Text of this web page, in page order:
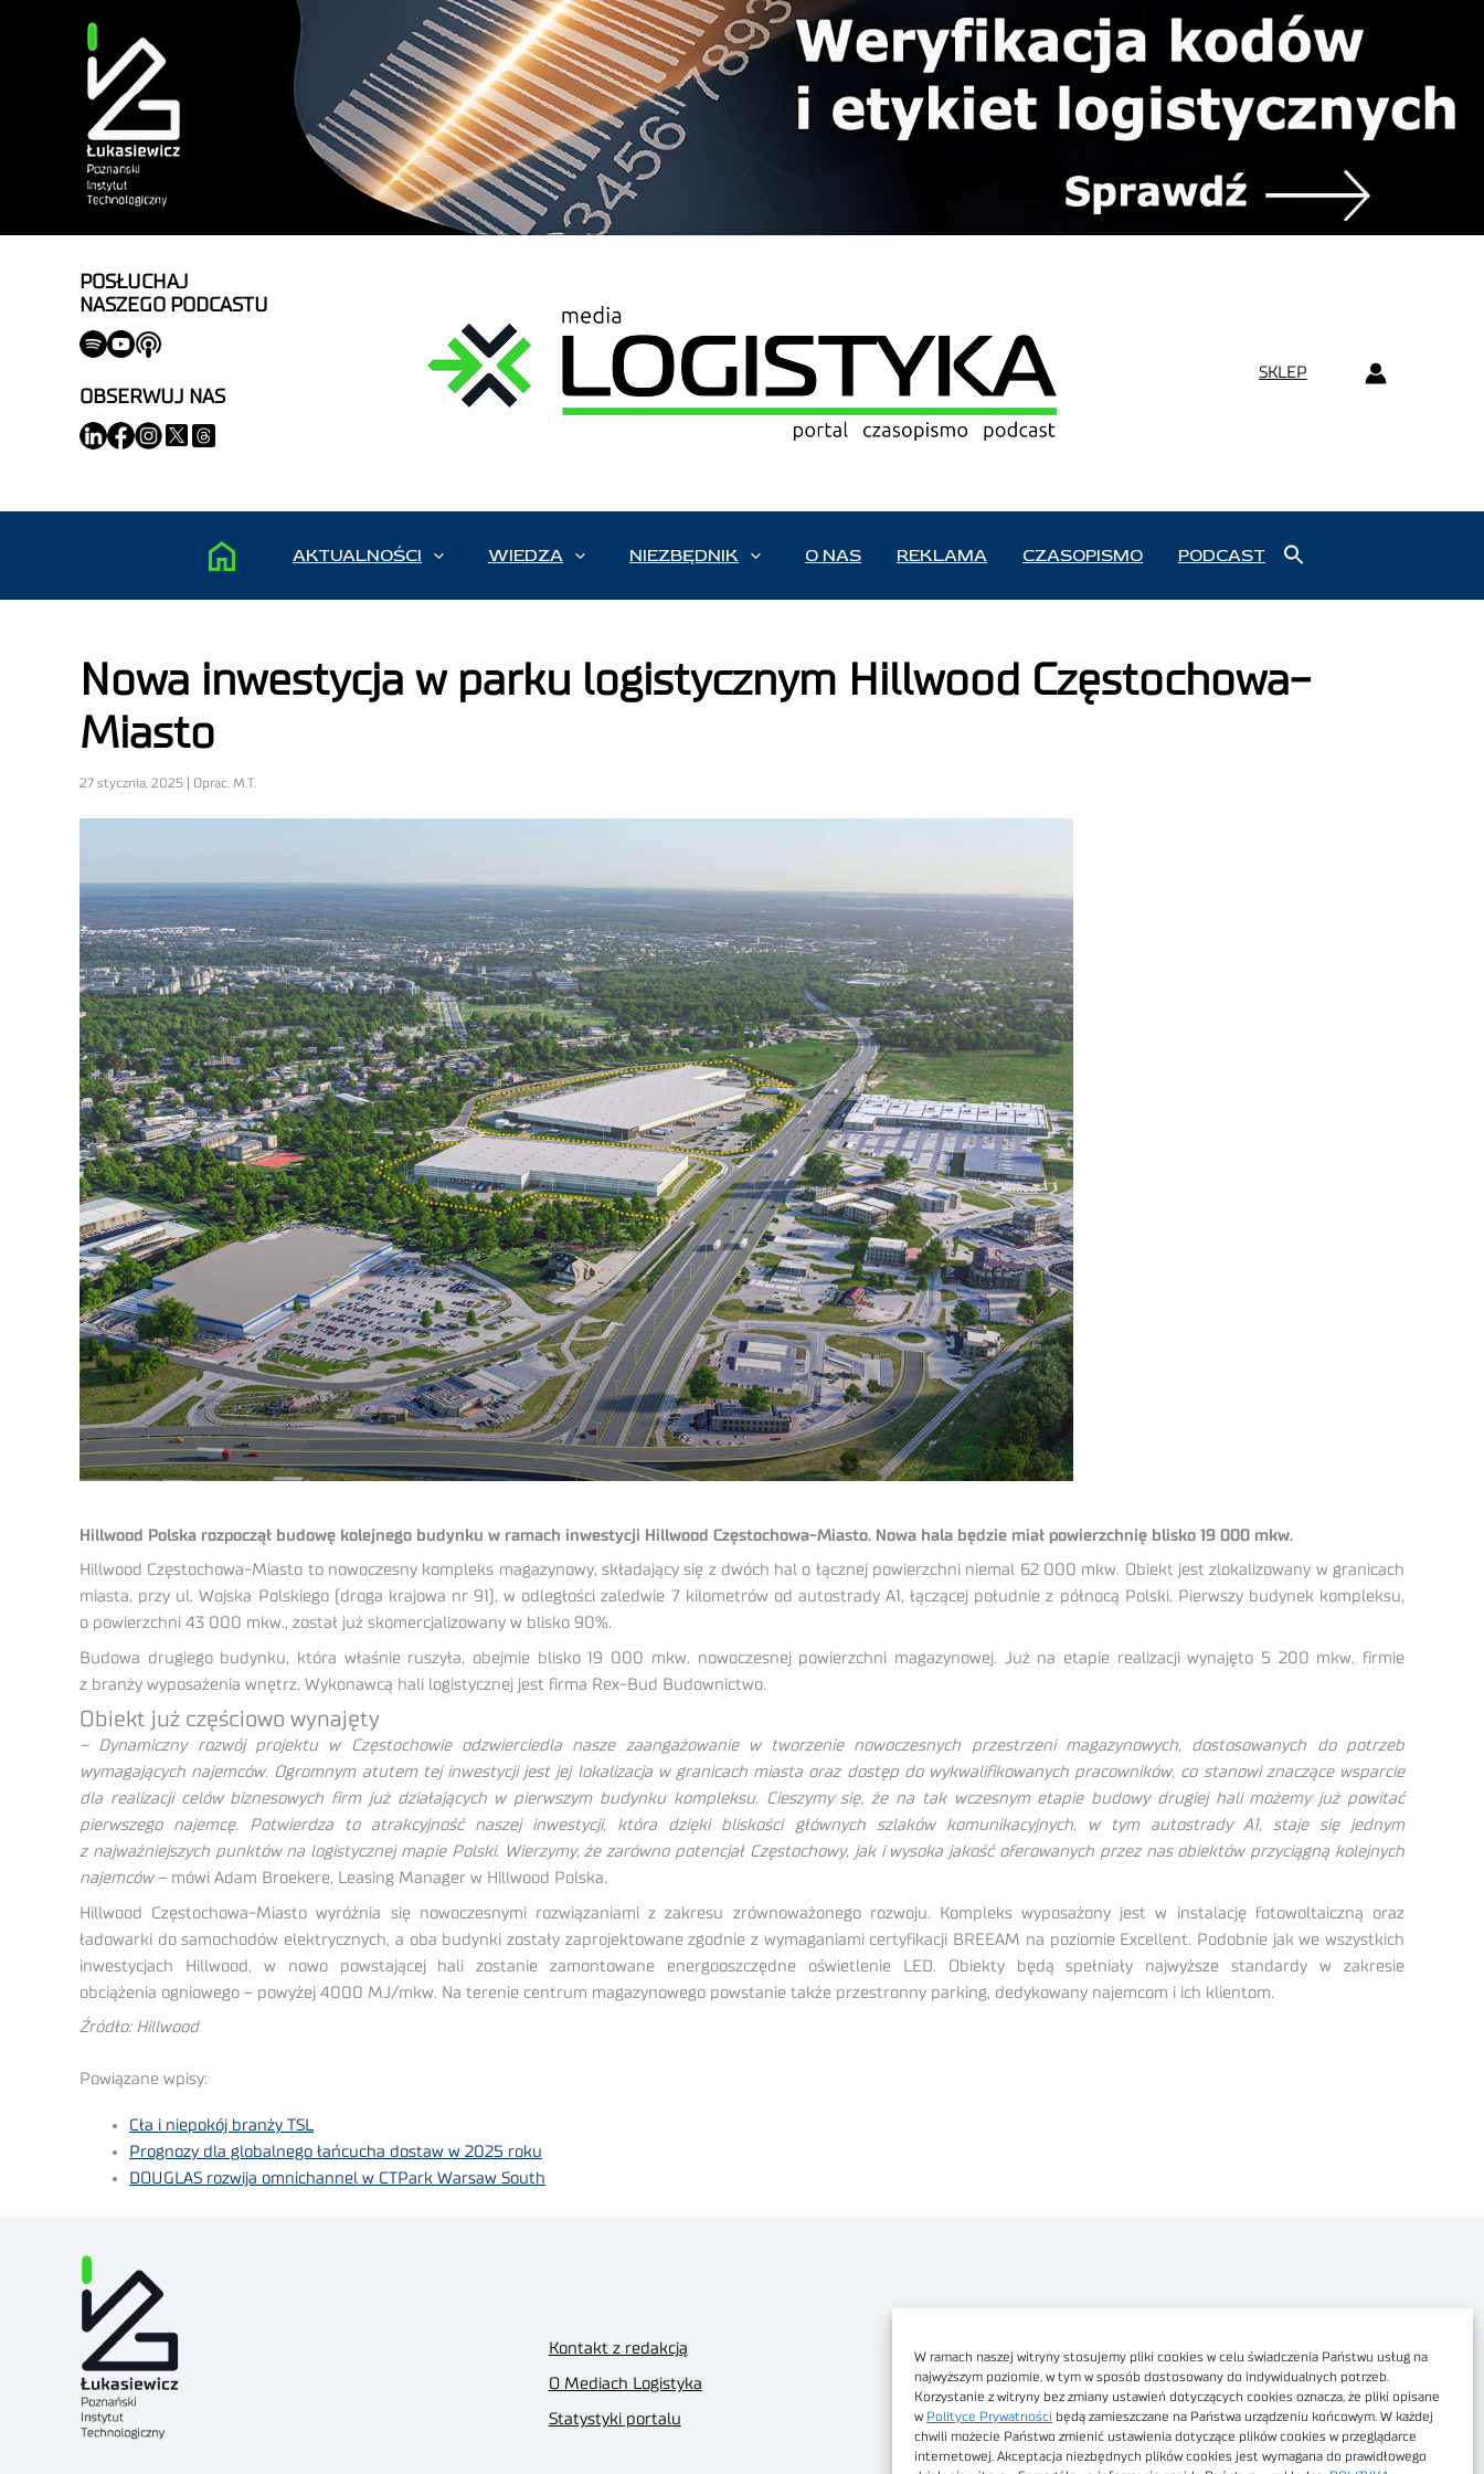
W ramach naszej witryny stosujemy pliki cookies w celu świadczenia Państwu usług na
najwyższym poziomie, w tym w sposób dostosowany do indywidualnych potrzeb.
Korzystanie z witryny bez zmiany ustawień dotyczących cookies oznacza, że pliki opisane
w Polityce Prywatności będą zamieszczane na Państwa urządzeniu końcowym. W każdej
chwili możecie Państwo zmienić ustawienia dotyczące plików cookies w przeglądarce
internetowej. Akceptacja niezbędnych plików cookies jest wymagana do prawidłowego
POSŁUCHAJ
NASZEGO PODCASTU
OBSERWUJ NAS
SKLEP
AKTUALNOŚCI WIEDZA NIEZBĘDNIK O NAS REKLAMA CZASOPISMO PODCAST
Nowa inwestycja w parku logistycznym Hillwood Częstochowa-
Miasto
27 stycznia, 2025 | Oprac. M.T.
Hillwood Polska rozpoczął budowę kolejnego budynku w ramach inwestycji Hillwood Częstochowa-Miasto. Nowa hala będzie miał powierzchnię blisko 19 000 mkw.
Hillwood Częstochowa-Miasto to nowoczesny kompleks magazynowy, składający się z dwóch hal o łącznej powierzchni niemal 62 000 mkw. Obiekt jest zlokalizowany w granicach
miasta, przy ul. Wojska Polskiego (droga krajowa nr 91), w odległości zaledwie 7 kilometrów od autostrady A1, łączącej południe z północą Polski. Pierwszy budynek kompleksu,
o powierzchni 43 000 mkw., został już skomercjalizowany w blisko 90%.
Budowa drugiego budynku, która właśnie ruszyła, obejmie blisko 19 000 mkw. nowoczesnej powierzchni magazynowej. Już na etapie realizacji wynajęto 5 200 mkw. firmie
z branży wyposażenia wnętrz. Wykonawcą hali logistycznej jest firma Rex-Bud Budownictwo.
Obiekt już częściowo wynajęty
–
Dynamiczny rozwój projektu w Częstochowie odzwierciedla nasze zaangażowanie w tworzenie nowoczesnych przestrzeni magazynowych, dostosowanych do potrzeb
wymagających najemców. Ogromnym atutem tej inwestycji jest jej lokalizacja w granicach miasta oraz dostęp do wykwalifikowanych pracowników, co stanowi znaczące wsparcie
dla realizacji celów biznesowych firm już działających w pierwszym budynku kompleksu. Cieszymy się, że na tak wczesnym etapie budowy drugiej hali możemy już powitać
pierwszego najemcę. Potwierdza to atrakcyjność naszej inwestycji, która dzięki bliskości głównych szlaków komunikacyjnych, w tym autostrady A1, staje się jednym
z najważniejszych punktów na logistycznej mapie Polski. Wierzymy, że zarówno potencjał Częstochowy, jak i wysoka jakość oferowanych przez nas obiektów przyciągną kolejnych
najemców – mówi Adam Broekere, Leasing Manager w Hillwood Polska.
Hillwood Częstochowa-Miasto wyróżnia się nowoczesnymi rozwiązaniami z zakresu zrównoważonego rozwoju. Kompleks wyposażony jest w instalację fotowoltaiczną oraz
ładowarki do samochodów elektrycznych, a oba budynki zostały zaprojektowane zgodnie z wymaganiami certyfikacji BREEAM na poziomie Excellent. Podobnie jak we wszystkich
inwestycjach Hillwood, w nowo powstającej hali zostanie zamontowane energooszczędne oświetlenie LED. Obiekty będą spełniały najwyższe standardy w zakresie
obciążenia ogniowego – powyżej 4000 MJ/mkw. Na terenie centrum magazynowego powstanie także przestronny parking, dedykowany najemcom i ich klientom.
Źródło: Hillwood
Powiązane wpisy:
Cła i niepokój branży TSL
Prognozy dla globalnego łańcucha dostaw w 2025 roku
DOUGLAS rozwija omnichannel w CTPark Warsaw South
Kontakt z redakcją
O Mediach Logistyka
Statystyki portalu
Dostępność cyfrowa
Regulamin Portalu
Regulamin sklepu